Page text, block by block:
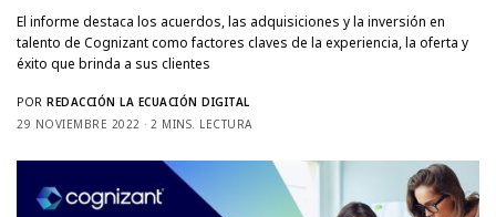
El informe destaca los acuerdos, las adquisiciones y la inversión en
talento de Cognizant como factores claves de la experiencia, la oferta y
éxito que brinda a sus clientes
POR REDACCIÓN LA ECUACIÓN DIGITAL
29 NOVIEMBRE 2022
2 MINS. LECTURA